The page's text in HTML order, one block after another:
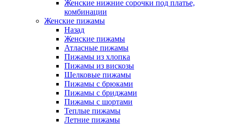
Женские нижние сорочки под платье,
комбинации
Женские пижамы
Назад
Женские пижамы
Атласные пижамы
Пижамы из хлопка
Пижамы из вискозы
Шелковые пижамы
Пижамы с брюками
Пижамы с бриджами
Пижамы с шортами
Теплые пижамы
Летние пижамы